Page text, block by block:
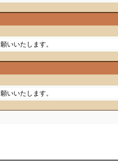
いいたします。
いいたします。